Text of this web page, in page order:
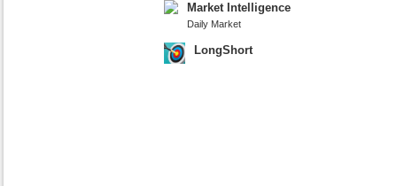
Market Intelligence
Daily Market
LongShort